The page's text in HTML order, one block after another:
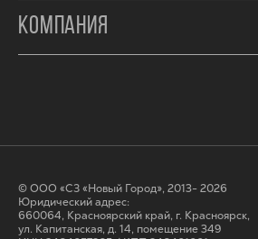
КОМПАНИЯ
© ООО «СЗ «Новый Город», 2013- 2026
Юридический адрес:
660064, Красноярский край, г. Красноярск,
ул. Капитанская, д. 14, помещение 349